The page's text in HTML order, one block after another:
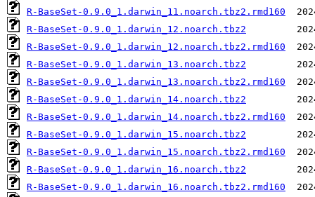
R-BaseSet-0.9.0_1.darwin_11.noarch.tbz2.rmd160
R-BaseSet-0.9.0_1.darwin_12.noarch.tbz2
R-BaseSet-0.9.0_1.darwin_12.noarch.tbz2.rmd160
R-BaseSet-0.9.0_1.darwin_13.noarch.tbz2
R-BaseSet-0.9.0_1.darwin_13.noarch.tbz2.rmd160
R-BaseSet-0.9.0_1.darwin_14.noarch.tbz2
R-BaseSet-0.9.0_1.darwin_14.noarch.tbz2.rmd160
R-BaseSet-0.9.0_1.darwin_15.noarch.tbz2
R-BaseSet-0.9.0_1.darwin_15.noarch.tbz2.rmd160
R-BaseSet-0.9.0_1.darwin_16.noarch.tbz2
R-BaseSet-0.9.0_1.darwin_16.noarch.tbz2.rmd160